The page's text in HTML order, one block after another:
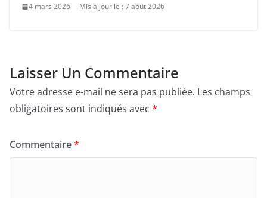
4 mars 2026 7 août 2026
Laisser Un Commentaire
Votre adresse e-mail ne sera pas publiée. Les champs
obligatoires sont indiqués avec *
Commentaire*